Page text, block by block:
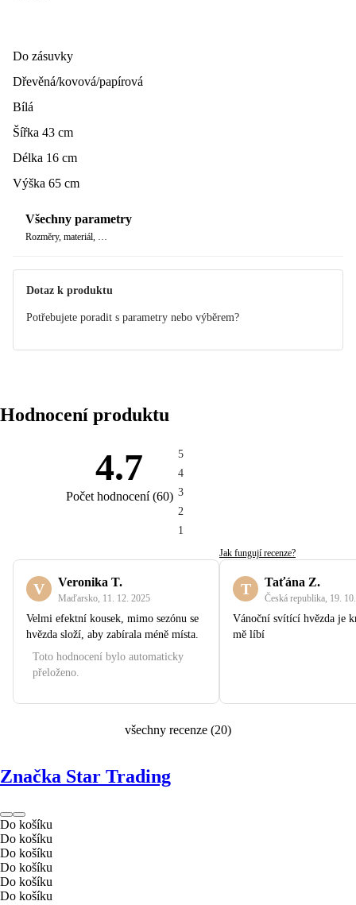
Do zásuvky
Dřevěná/kovová/papírová
Bílá
Šířka 43 cm
Délka 16 cm
Výška 65 cm
Všechny parametry
Rozměry, materiál, …
Dotaz k produktu
Potřebujete poradit s parametry nebo výběrem?
Hodnocení produktu
4.7
Počet hodnocení(60)
5
4
3
2
1
Jak fungují recenze?
V Veronika T.
Maďarsko 11. 12. 2025
Velmi efektní kousek, mimo sezónu se
hvězda složí, aby zabírala méně místa.
Toto hodnocení bylo automaticky
přeloženo.
T Taťána Z.
Česká republika 19.
Vánoční svítící hvězda je
mě líbí
všechny recenze (20)
Značka Star Trading
Do košíku
Do košíku
Do košíku
Do košíku
Do košíku
Do košíku